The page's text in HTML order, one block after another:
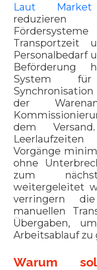
Laut
Personalbedarf
Beförderung
System
der
dem
Vorgänge
ohne
zum
weitergeleitet
verringern
manuellen
Übergaben,
Arbeitsablauf zu
Warum